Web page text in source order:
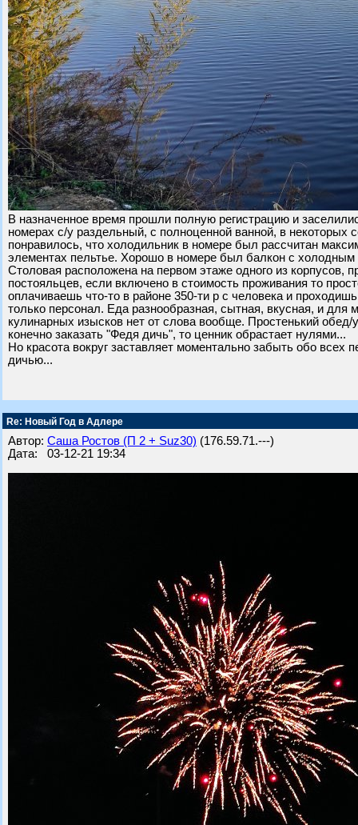
В назначенное время прошли полную регистрацию и
номерах с/у раздельный, с полноценной ванной, в
понравилось, что холодильник в номере был рассчитан
элементах пельтье. Хорошо в номере был балкон с
Столовая расположена на первом этаже одного из корпусов,
постояльцев, если включено в стоимость проживания то
оплачиваешь что-то в районе 350-ти р с человека и
только персонал. Еда разнообразная, сытная, вкусная, и
кулинарных изысков нет от слова вообще. Простенький
конечно заказать "Федя дичь", то ценник обрастает нулями...
Но красота вокруг заставляет моментально забыть обо
дичью...
Re: Новый Год в Адлере
Автор: Саша Ростов (П 2 + Suz30) (176.59.71.---)
Дата: 03-12-21 19:34